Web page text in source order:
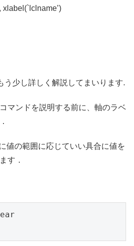
少し詳しく解説してまいります.
マンドを説明する前に、軸のラベ
値の範囲に応じていい具合に値を
す．